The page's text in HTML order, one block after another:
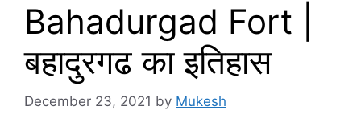
Bahadurgad Fort |
बहादुरगढ का इतिहास
December 23, 2021 by Mukesh